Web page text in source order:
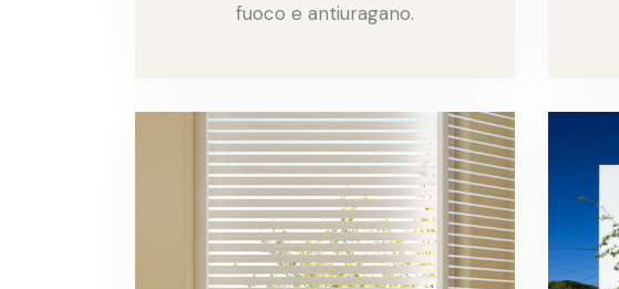
fuoco e antiuragano.